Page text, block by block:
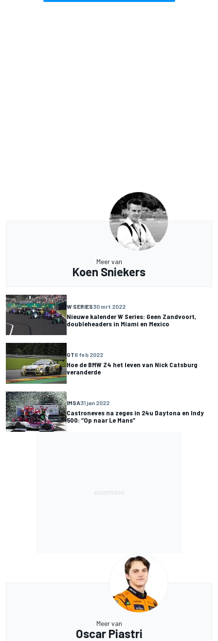
Meer van
Koen Sniekers
W SERIES30 mrt 2022
Nieuwe kalender W Series: Geen Zandvoort,
doubleheaders in Miami en Mexico
GT6 feb 2022
Hoe de BMW Z4 het leven van Nick Catsburg
veranderde
IMSA31 jan 2022
Castroneves na zeges in 24u Daytona en Indy
500: “Op naar Le Mans”
Meer van
Oscar Piastri